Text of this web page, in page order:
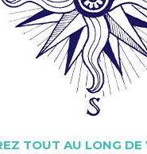
TOUT AU LONG DE